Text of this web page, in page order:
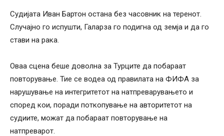
Судијата Иван Бартон остана без часовник на теренот.
Случајно го испушти, Галарза го подигна од земја и да го
стави на рака.
Оваа сцена беше доволна за Турците да побараат
повторување. Тие се водеа од правилата на ФИФА за
нарушување на интегритетот на натпреварувањето и
според кои, поради поткопување на авторитетот на
судиите, можат да побараат повторување на
натпреварот.